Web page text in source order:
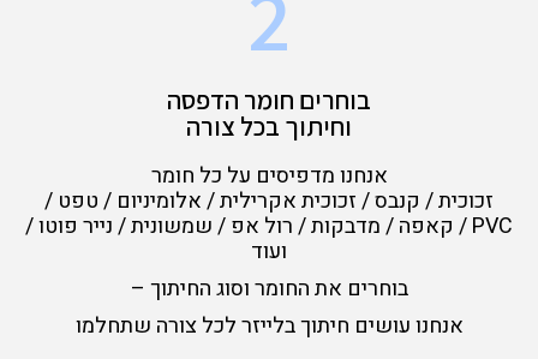
בוחרים חומר הדפסה
וחיתוך בכל צורה
אנחנו מדפיסים על כל חומר
זכוכית / קנבס / זכוכית אקרילית / אלומיניום / טפט /
PVC / קאפה / מדבקות / רול אפ / שמשונית / נייר פוטו /
ועוד
בוחרים את החומר וסוג החיתוך –
אנחנו עושים חיתוך בלייזר לכל צורה שתחלמו